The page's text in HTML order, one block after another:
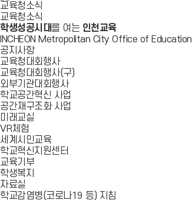
교육청소식
교육청소식
학생성공시대를 여는 인천교육
INCHEON Metropolitan City Office of Education
공지사항
교육청대회행사
교육청대회행사(구)
외부기관대회행사
학교공간혁신 사업
공간재구조화 사업
미래교실
VR체험
세계시민교육
학교혁신지원센터
교육기부
학생복지
자료실
학교감염병(코로나19 등) 지침